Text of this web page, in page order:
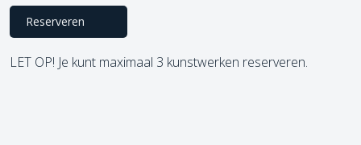
Reserveren
LET OP! Je kunt maximaal 3 kunstwerken reserveren.